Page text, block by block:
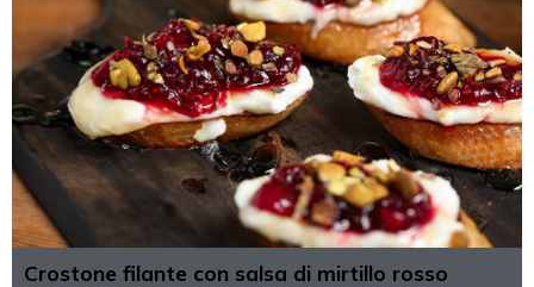
Crostone filante con salsa di mirtillo rosso